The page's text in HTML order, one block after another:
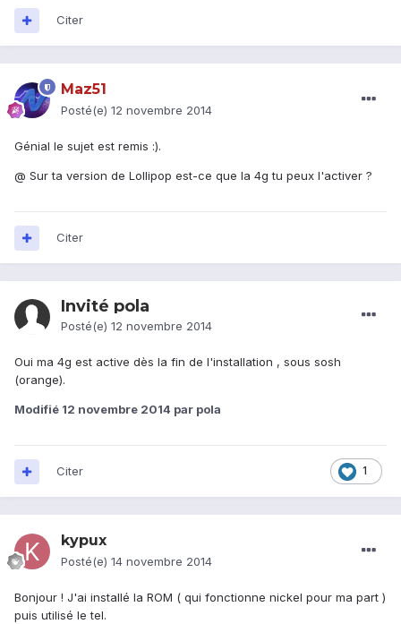
Citer
Maz51
Posté(e) 12 novembre 2014
Génial le sujet est remis :).
@ Sur ta version de Lollipop est-ce que la 4g tu peux l'activer ?
Citer
Invité pola
Posté(e) 12 novembre 2014
Oui ma 4g est active dès la fin de l'installation , sous sosh
(orange).
Modifié 12 novembre 2014 par pola
1
Citer
kypux
Posté(e) 14 novembre 2014
Bonjour ! J'ai installé la ROM ( qui fonctionne nickel pour ma part )
puis utilisé le tel.